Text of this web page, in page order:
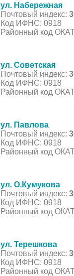
ул. Набережная
Почтовый индекс:
Код ИФНС: 0918
Районный код
ул. Советская
Почтовый индекс:
Код ИФНС: 0918
Районный код
ул. Павлова
Почтовый индекс:
Код ИФНС: 0918
Районный код
ул. О.Кумукова
Почтовый индекс:
Код ИФНС: 0918
Районный код
ул. Терешкова
Почтовый индекс:
Код ИФНС: 0918
Районный код